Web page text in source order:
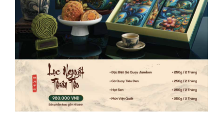
ADD TO CART
/
DETAILS